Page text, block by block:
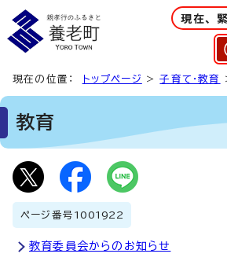
現在、
現在の位置： トップページ >子育て・教育
教育
ページ番号 1001922
教育委員会からのお知らせ